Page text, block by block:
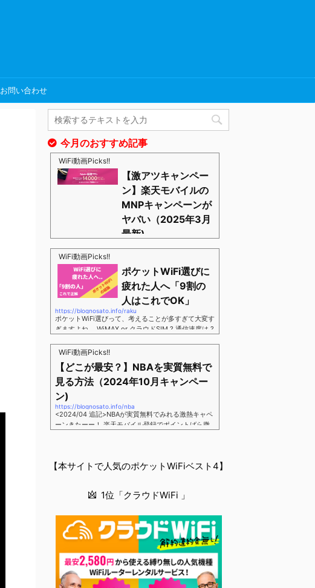
お問い合わせ
今月のおすすめ記事
WiFi動画Picks!!
【激アツキャンペー
ン】楽天モバイルの
MNPキャンペーンが
ヤバい（2025年3月
最新)
激あつキャペーンまだまだ継続中ーー！プラチナバン
ドもはじまったし、これからは楽天モバイルの時代っ
す。三木谷さん紹介リンク経由をするだけ。最大1,40
00円ポイント→ 乗り換えなら14,000ポイント→ 新
規で7,000ポイントしかも、複数回線でもOKという好
条件。 三木谷さん紹介キャンペーン＼激熱の三木谷
さんキャンペーン／2回線目以降でもOK再契約でもで
もOK背水の陣の楽天モバイル。ついに「最後の賭
け」とも思えるポイントばら撒きキャンペーンを発動
してきました。■キャンペーン概要三木谷社長の特別
招待ページから楽天モバイ...
WiFi動画Picks!!
ポケットWiFi選びに
疲れた人へ「9割の
人はこれでOK」
https://blognosato.info/raku
ポケットWiFi選びって、考えることが多すぎて大変す
ぎますよね。 WiMAX or クラウドSIM ? 通信速度は ?
負担は ?もう知らん、って感じですよね。私もWiFi関
連のメディアを3年間運用してきましたが「結局みん
なコレでいいのでは？」という結論にいたりました。
ということで、「ポケットWiFi選びに疲れた」「結局
どれがいいのか分からない」と言う人向けに【最終
解】を用意しました。ポケットWiFiのヘビーユーザー
視点で「90％の人はこれだけでいいやん」というも
のなので、「多...
WiFi動画Picks!!
【どこが最安？】NBAを実質無料で
見る方法（2024年10月キャンペー
ン)
https://blognosato.info/nba
<2024/04 追記>NBAが実質無料でみれる激熱キャペ
ーンきたーー！ 楽天モバイル登録でポイントばら撒
無料なのでNBAのみ視聴したい人でも最安！「最安で
無料でみるまで楽天モバイルでNBAを無料で観るまで
BANBAは、世...
【本サイトで人気のポケットWiFiベスト4】
1位「クラウドWiFi 」